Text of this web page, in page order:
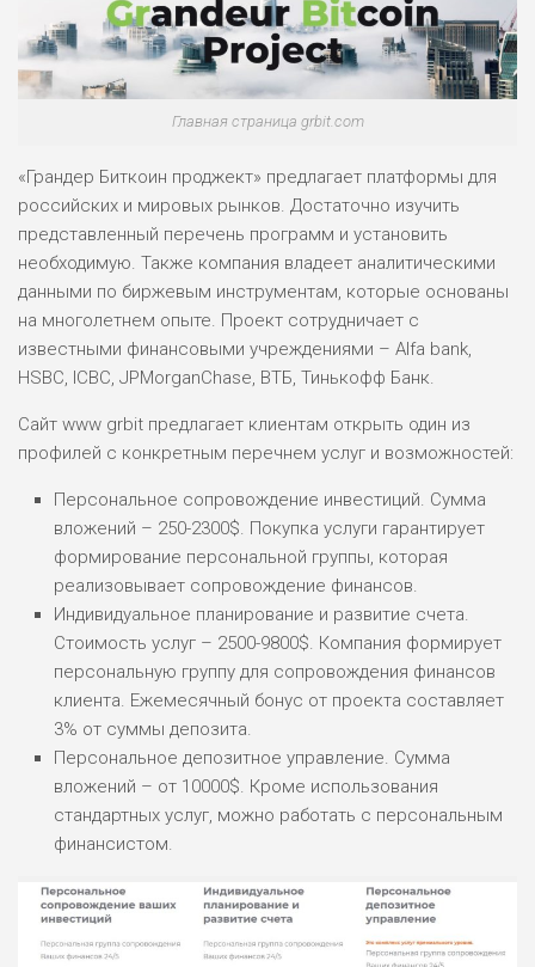
Главная страница grbit.com
«Грандер Биткоин проджект» предлагает платформы для
российских и мировых рынков. Достаточно изучить
представленный перечень программ и установить
необходимую. Также компания владеет аналитическими
данными по биржевым инструментам, которые основаны
на многолетнем опыте. Проект сотрудничает с
известными финансовыми учреждениями – Alfa bank,
HSBC, ICBC, JPMorganChase, ВТБ, Тинькофф Банк.
Сайт www grbit предлагает клиентам открыть один из
профилей с конкретным перечнем услуг и возможностей:
Персональное сопровождение инвестиций. Сумма
вложений – 250-2300$. Покупка услуги гарантирует
формирование персональной группы, которая
реализовывает сопровождение финансов.
Индивидуальное планирование и развитие счета.
Стоимость услуг – 2500-9800$. Компания формирует
персональную группу для сопровождения финансов
клиента. Ежемесячный бонус от проекта составляет
3% от суммы депозита.
Персональное депозитное управление. Сумма
вложений – от 10000$. Кроме использования
стандартных услуг, можно работать с персональным
финансистом.